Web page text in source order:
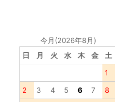
今月(2026年8月)
日
月 火 水 木 金
土
1
2
3 4 5 6 7
8